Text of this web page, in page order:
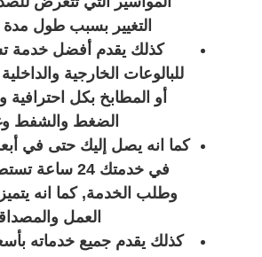
التغيير بسبب طول مدة
كذلك يقدم أفضل خدمة
للبالوعات الخارجية
أو المطابخ بكل احترافية
الضغط والشفط
كما انه يصل إليك حتى في
في خدمتك 24 ساعة
وطلب الخدمة, كما انه يتميز
العمل
كذلك يقدم جميع خدماته